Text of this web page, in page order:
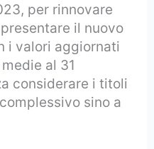
per rinnovare
il nuovo
i valori aggiornati
al 31
considerare i titoli
sino a